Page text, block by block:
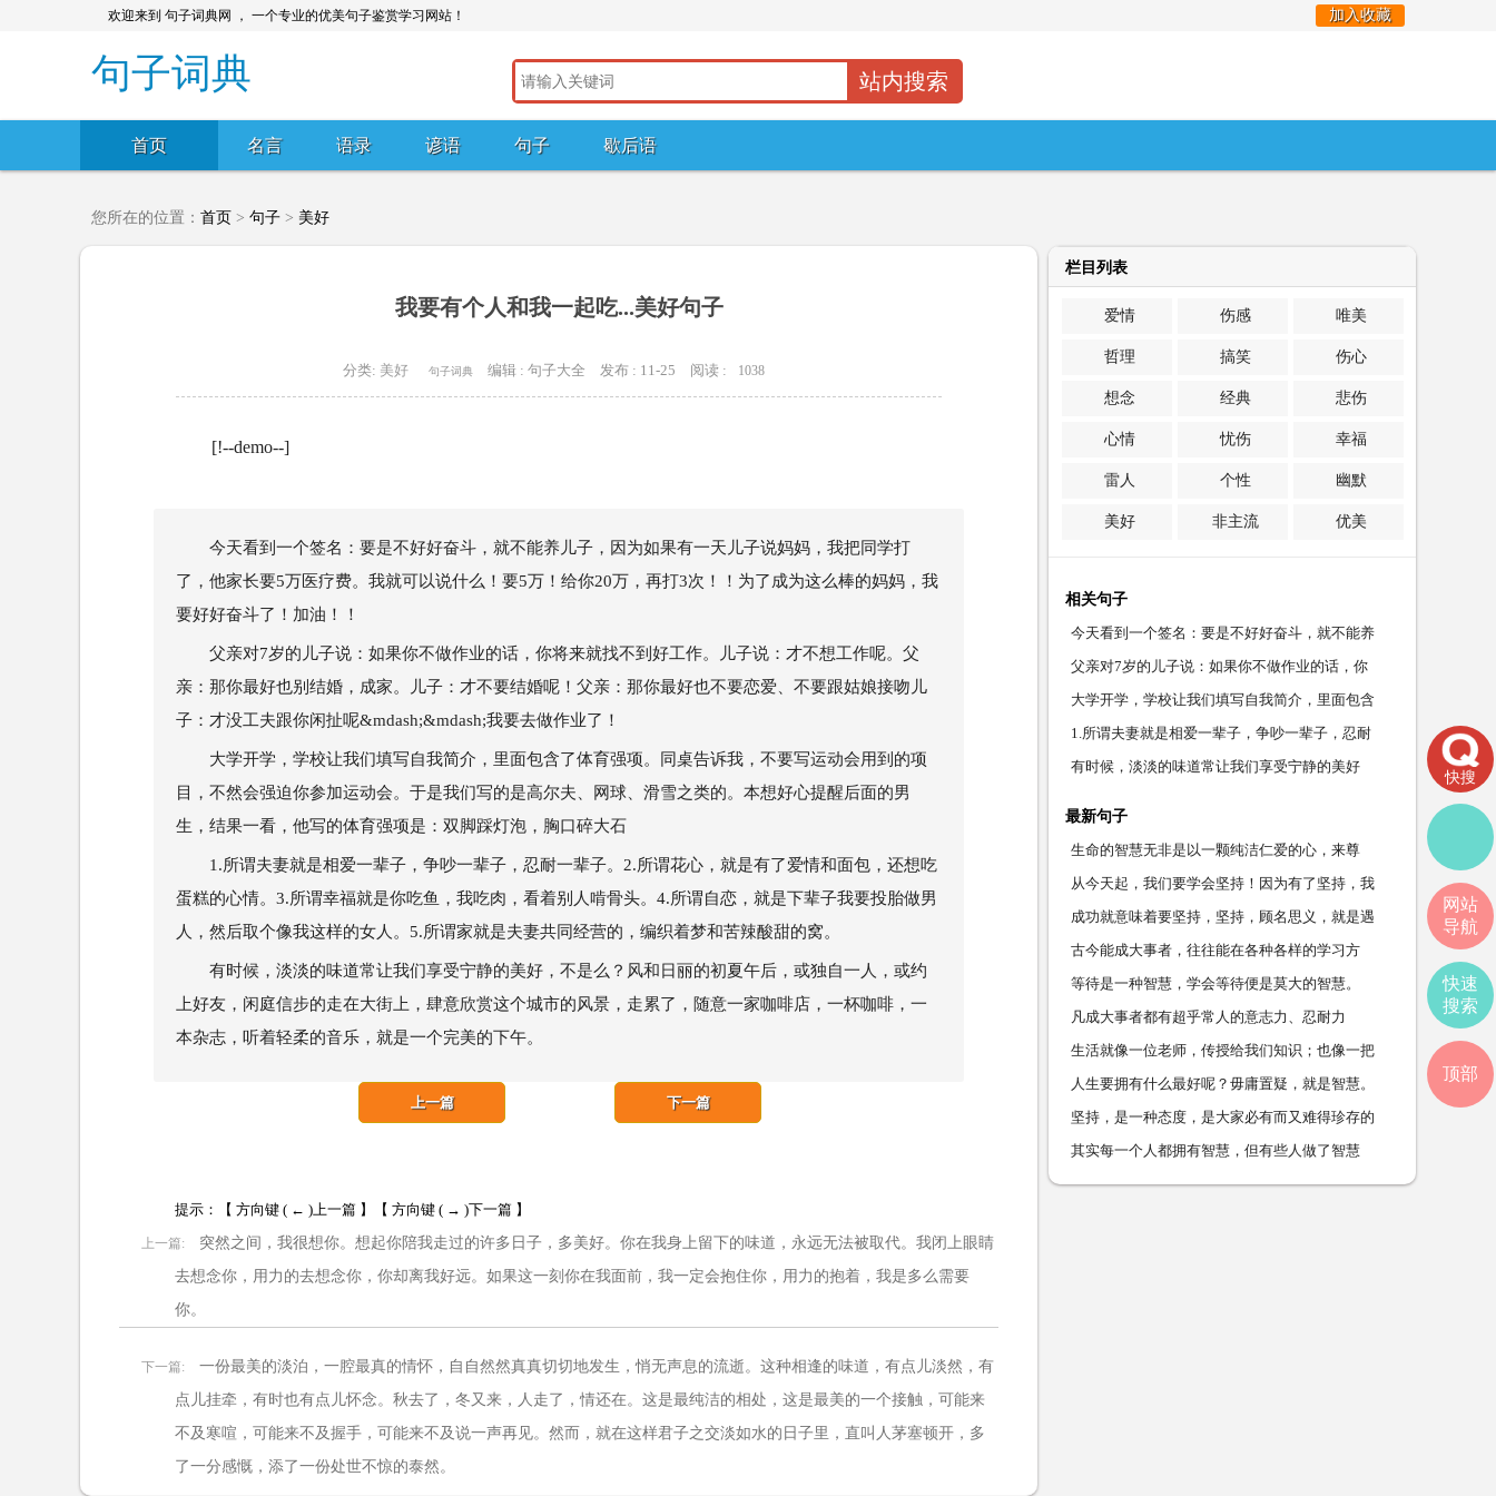
欢迎来到 句子词典网 ， 一个专业的优美句子鉴赏学习网站！ 加入收藏
句子词典
首页 名言 语录 谚语 句子 歇后语
您所在的位置： 首页 > 句子 > 美好
我要有个人和我一起吃...美好句子
分类: 美好 句子词典 编辑 : 句子大全 发布 : 11-25 阅读 : 1038
[!--demo--]
今天看到一个签名：要是不好好奋斗，就不能养儿子，因为如果有一天儿子说妈妈，我把同学打
了，他家长要5万医疗费。我就可以说什么！要5万！给你20万，再打3次！！为了成为这么棒的妈妈，我
要好好奋斗了！加油！！
父亲对7岁的儿子说：如果你不做作业的话，你将来就找不到好工作。儿子说：才不想工作呢。父
亲：那你最好也别结婚，成家。儿子：才不要结婚呢！父亲：那你最好也不要恋爱、不要跟姑娘接吻儿
子：才没工夫跟你闲扯呢&mdash;&mdash;我要去做作业了！
大学开学，学校让我们填写自我简介，里面包含了体育强项。同桌告诉我，不要写运动会用到的项
目，不然会强迫你参加运动会。于是我们写的是高尔夫、网球、滑雪之类的。本想好心提醒后面的男
生，结果一看，他写的体育强项是：双脚踩灯泡，胸口碎大石
1.所谓夫妻就是相爱一辈子，争吵一辈子，忍耐一辈子。2.所谓花心，就是有了爱情和面包，还想吃
蛋糕的心情。3.所谓幸福就是你吃鱼，我吃肉，看着别人啃骨头。4.所谓自恋，就是下辈子我要投胎做男
人，然后取个像我这样的女人。5.所谓家就是夫妻共同经营的，编织着梦和苦辣酸甜的窝。
有时候，淡淡的味道常让我们享受宁静的美好，不是么？风和日丽的初夏午后，或独自一人，或约
上好友，闲庭信步的走在大街上，肆意欣赏这个城市的风景，走累了，随意一家咖啡店，一杯咖啡，一
本杂志，听着轻柔的音乐，就是一个完美的下午。
提示：【 方向键 ( ← )上一篇 】【 方向键 ( → )下一篇 】
上一篇:
突然之间，我很想你。想起你陪我走过的许多日子，多美好。你在我身上留下的味道，永远无法被取代。我闭上眼睛
去想念你，用力的去想念你，你却离我好远。如果这一刻你在我面前，我一定会抱住你，用力的抱着，我是多么需要
你。
上一篇
下一篇:
一份最美的淡泊，一腔最真的情怀，自自然然真真切切地发生，悄无声息的流逝。这种相逢的味道，有点儿淡然，有
点儿挂牵，有时也有点儿怀念。秋去了，冬又来，人走了，情还在。这是最纯洁的相处，这是最美的一个接触，可能来
不及寒喧，可能来不及握手，可能来不及说一声再见。然而，就在这样君子之交淡如水的日子里，直叫人茅塞顿开，多
了一分感慨，添了一份处世不惊的泰然。
下一篇
栏目列表
爱情 伤感 唯美
哲理 搞笑 伤心
想念 经典 悲伤
心情 忧伤 幸福
雷人 个性 幽默
美好 非主流 优美
相关句子
今天看到一个签名：要是不好好奋斗，就不能养
父亲对7岁的儿子说：如果你不做作业的话，你
大学开学，学校让我们填写自我简介，里面包含
1.所谓夫妻就是相爱一辈子，争吵一辈子，忍耐
有时候，淡淡的味道常让我们享受宁静的美好
最新句子
生命的智慧无非是以一颗纯洁仁爱的心，来尊
从今天起，我们要学会坚持！因为有了坚持，我
们
成功就意味着要坚持，坚持，顾名思义，就是遇
到
古今能成大事者，往往能在各种各样的学习方
等待是一种智慧，学会等待便是莫大的智慧。
凡成大事者都有超乎常人的意志力、忍耐力
生活就像一位老师，传授给我们知识；也像一把
人生要拥有什么最好呢？毋庸置疑，就是智慧。
坚持，是一种态度，是大家必有而又难得珍存的
其实每一个人都拥有智慧，但有些人做了智慧
快搜
网站
导航
快速
搜索
顶部